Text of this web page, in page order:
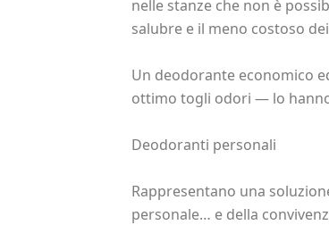
nelle stanze che non è
salubre e il meno costoso
Un deodorante economico
ottimo togli odori — lo
Deodoranti personali
Rappresentano una
personale… e della